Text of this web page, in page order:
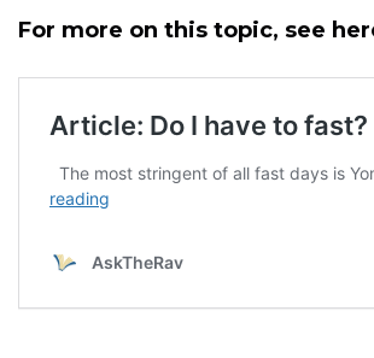
For more on this topic, see